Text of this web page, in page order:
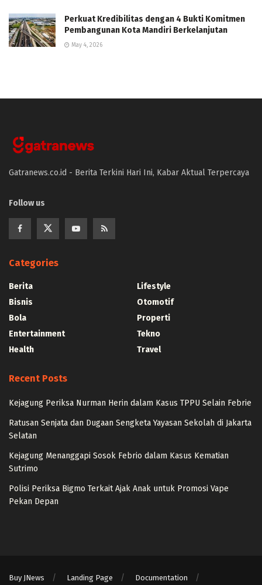
Perkuat Kredibilitas dengan 4 Bukti Komitmen
Pembangunan Kota Mandiri Berkelanjutan
May 4, 2026
Gatranews.co.id - Berita Terkini Hari Ini, Kabar Aktual Terpercaya
Follow us
Categories
Berita
Bisnis
Bola
Entertainment
Health
Lifestyle
Otomotif
Properti
Tekno
Travel
Recent Posts
Kejagung Periksa Nurman Herin dalam Kasus TPPU Selain Febrie
Ratusan Senjata dan Dugaan Sengketa Yayasan Sekolah di Jakarta
Selatan
Kejagung Menanggapi Sosok Febrio dalam Kasus Kematian
Sutrimo
Polisi Periksa Bigmo Terkait Ajak Anak untuk Promosi Vape
Pekan Depan
Buy JNews Landing Page Documentation